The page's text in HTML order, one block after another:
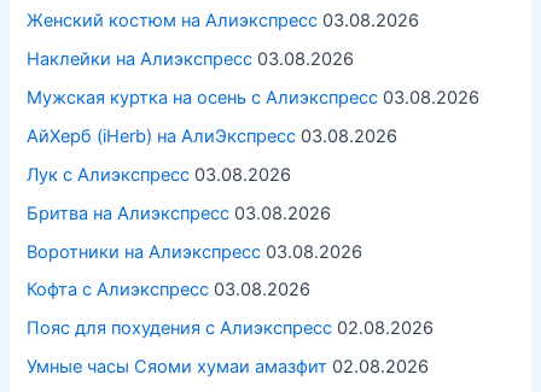
Женский костюм на Алиэкспресс 03.08.2026
Наклейки на Алиэкспресс 03.08.2026
Мужская куртка на осень с Алиэкспресс 03.08.2026
АйХерб (iHerb) на АлиЭкспресс 03.08.2026
Лук с Алиэкспресс 03.08.2026
Бритва на Алиэкспресс 03.08.2026
Воротники на Алиэкспресс 03.08.2026
Кофта с Алиэкспресс 03.08.2026
Пояс для похудения с Алиэкспресс 02.08.2026
Умные часы Cяоми хумаи амазфит 02.08.2026